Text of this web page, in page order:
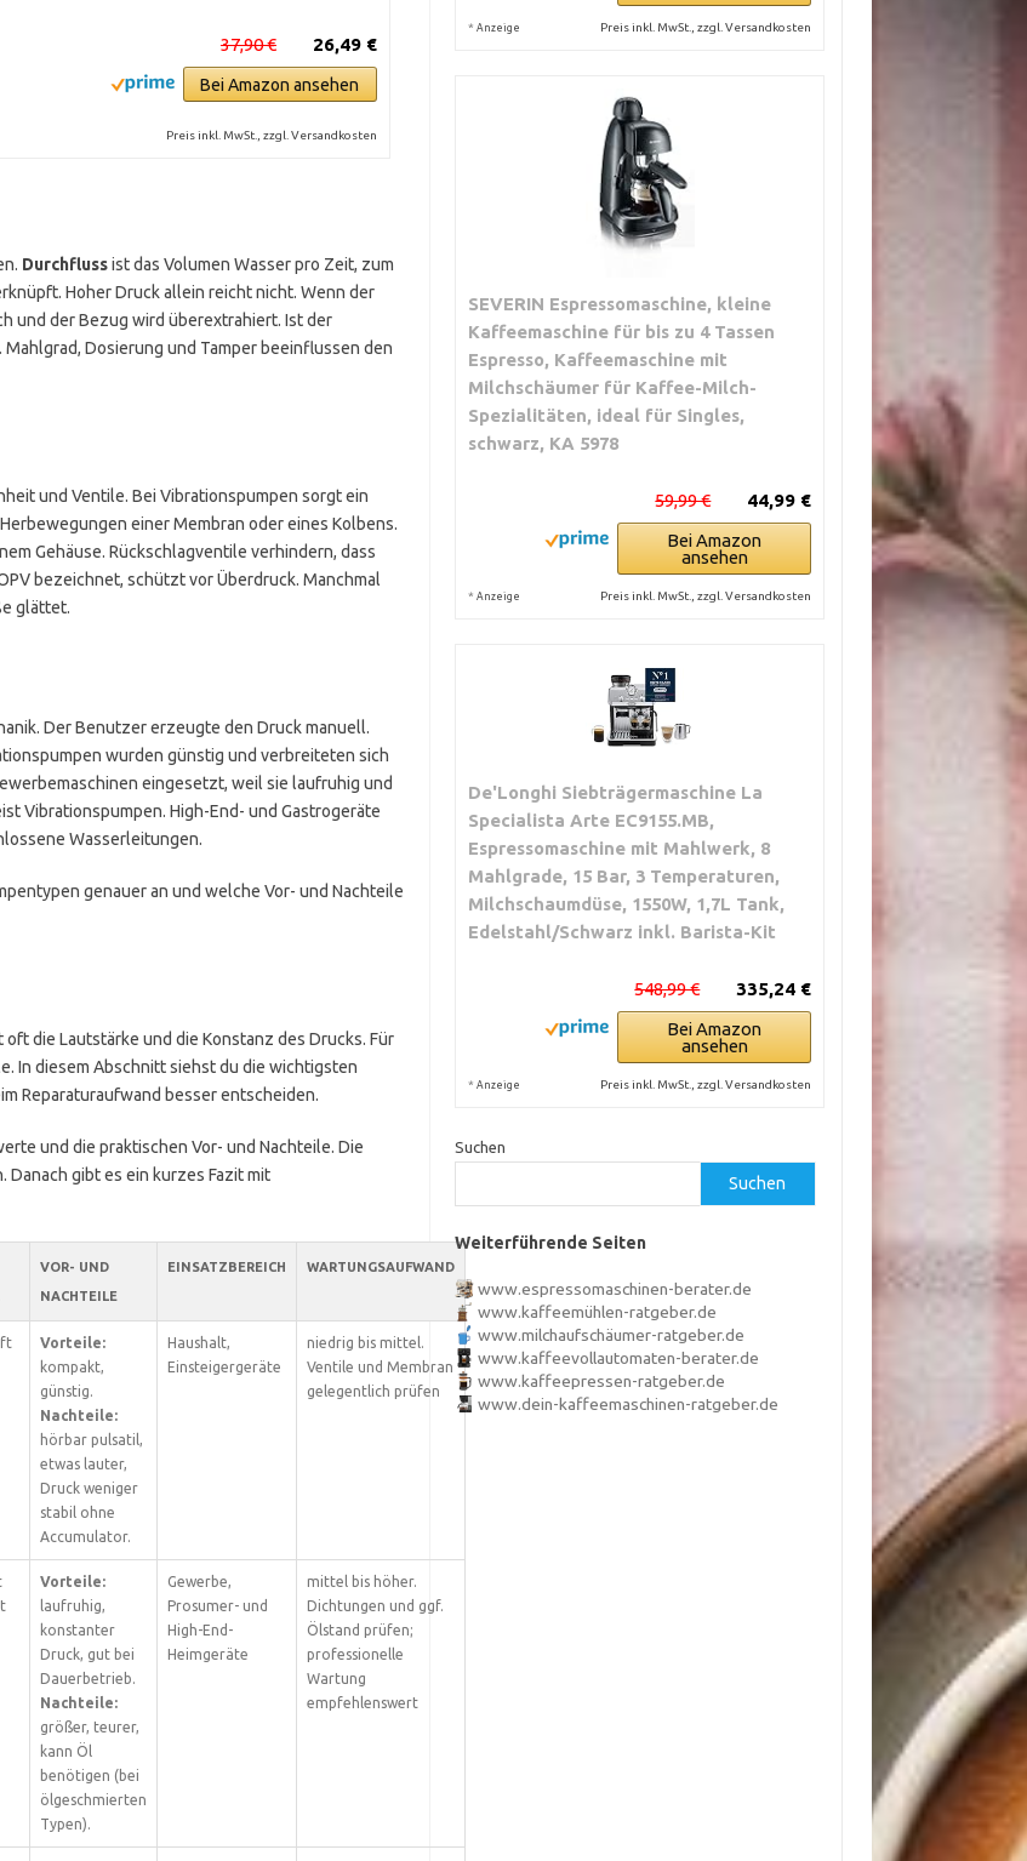
26,49 €
37,90 €
Bei Amazon ansehen
Preis inkl. MwSt., zzgl. Versandkosten
Durchflussist das Volumen Wasser pro Zeit, zum
Hoher Druck allein reicht nicht. Wenn der
und der Bezug wird überextrahiert. Ist der
Dosierung und Tamper beeinflussen den
und Ventile. Bei Vibrationspumpen sorgt ein
einer Membran oder eines Kolbens.
Gehäuse. Rückschlagventile verhindern, dass
bezeichnet, schützt vor Überdruck. Manchmal
glättet.
Der Benutzer erzeugte den Druck manuell.
wurden günstig und verbreiteten sich
eingesetzt, weil sie laufruhig und
Vibrationspumpen. High-End- und Gastrogeräte
Wasserleitungen.
genauer an und welche Vor- und Nachteile
die Lautstärke und die Konstanz des Drucks. Für
In diesem Abschnitt siehst du die wichtigsten
Reparaturaufwand besser entscheiden.
und die praktischen Vor- und Nachteile. Die
gibt es ein kurzes Fazit mit
VOR- UND
NACHTEILE
EINSATZBEREICH WARTUNGSAUFWAND
Vorteile:
kompakt,
günstig.
Nachteile:
hörbar pulsatil,
etwas lauter,
Druck weniger
stabil ohne
Accumulator.
Haushalt,
Einsteigergeräte
niedrig bis mittel.
Ventile und Membran
gelegentlich prüfen
Vorteile:
laufruhig,
konstanter
Druck, gut bei
Dauerbetrieb.
Nachteile:
größer, teurer,
kann Öl
benötigen (bei
ölgeschmierten
Typen).
Gewerbe,
Prosumer- und
High-End-
Heimgeräte
mittel bis höher.
Dichtungen und ggf.
Ölstand prüfen;
professionelle
Wartung
empfehlenswert
* Anzeige Preis inkl. MwSt., zzgl. Versandkosten
SEVERIN Espressomaschine, kleine
Kaffeemaschine für bis zu 4 Tassen
Espresso, Kaffeemaschine mit
Milchschäumer für Kaffee-Milch-
Spezialitäten, ideal für Singles,
schwarz, KA 5978
44,99 €
59,99 €
Bei Amazon
ansehen
* Anzeige Preis inkl. MwSt., zzgl. Versandkosten
De'Longhi Siebträgermaschine La
Specialista Arte EC9155.MB,
Espressomaschine mit Mahlwerk, 8
Mahlgrade, 15 Bar, 3 Temperaturen,
Milchschaumdüse, 1550W, 1,7L Tank,
Edelstahl/Schwarz inkl. Barista-Kit
335,24 €
548,99 €
Bei Amazon
ansehen
* Anzeige Preis inkl. MwSt., zzgl. Versandkosten
Suchen
Suchen
Weiterführende Seiten
www.espressomaschinen-berater.de
www.kaffeemühlen-ratgeber.de
www.milchaufschäumer-ratgeber.de
www.kaffeevollautomaten-berater.de
www.kaffeepressen-ratgeber.de
www.dein-kaffeemaschinen-ratgeber.de